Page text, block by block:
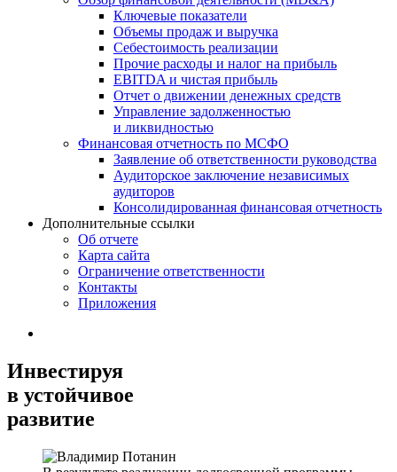
Ключевые показатели
Объемы продаж и выручка
Себестоимость реализации
Прочие расходы и налог на прибыль
EBITDA и чистая прибыль
Отчет о движении денежных средств
Управление задолженностью
и ликвидностью
Финансовая отчетность по МСФО
Заявление об ответственности руководства
Аудиторское заключение независимых
аудиторов
Консолидированная финансовая отчетность
Дополнительные ссылки
Об отчете
Карта сайта
Ограничение ответственности
Контакты
Приложения
Инвестируя
в устойчивое
развитие